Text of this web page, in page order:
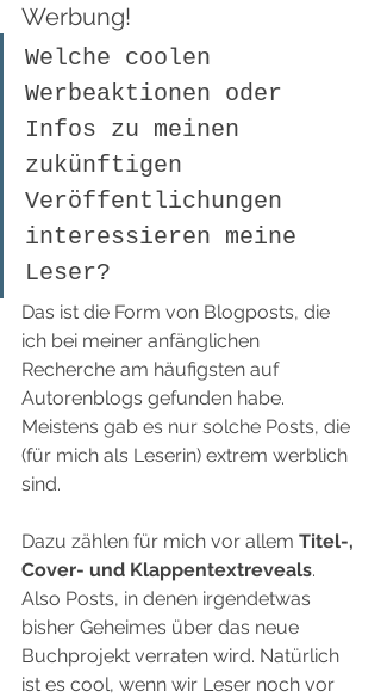
Werbung!
Welche coolen
Werbeaktionen oder
Infos zu meinen
zukünftigen
Veröffentlichungen
interessieren meine
Leser?
Das ist die Form von Blogposts, die
ich bei meiner anfänglichen
Recherche am häufigsten auf
Autorenblogs gefunden habe.
Meistens gab es nur solche Posts, die
(für mich als Leserin) extrem werblich
sind.
Dazu zählen für mich vor allem Titel-,
Cover- und Klappentextreveals.
Also Posts, in denen irgendetwas
bisher Geheimes über das neue
Buchprojekt verraten wird. Natürlich
ist es cool, wenn wir Leser noch vor